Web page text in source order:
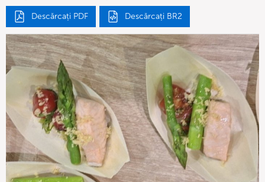
Descărcați PDF Descărcați BR2